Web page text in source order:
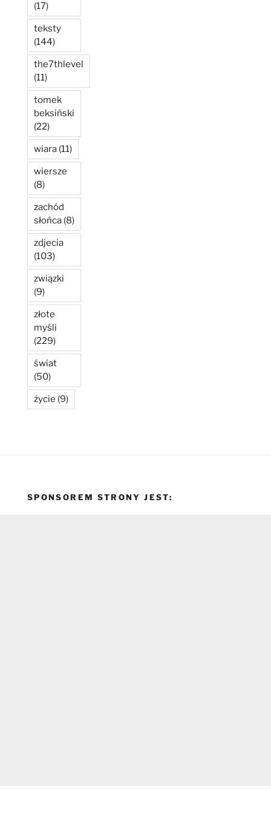
(17)
teksty
(144)
the7thlevel
(11)
tomek
beksiński
(22)
wiara (11)
wiersze
(8)
zachód
słońca (8)
zdjecia
(103)
związki
(9)
złote
myśli
(229)
świat
(50)
życie (9)
SPONSOREM STRONY JEST: